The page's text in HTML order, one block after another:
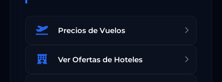
Precios de Vuelos
Ver Ofertas de Hoteles